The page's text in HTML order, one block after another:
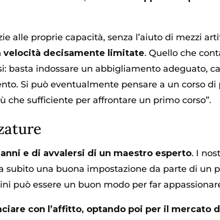
alle proprie capacità, senza l’aiuto di mezzi
velocità decisamente limitate. Quello che
basta indossare un abbigliamento adeguato,
Si può eventualmente pensare a un corso
che sufficiente per affrontare un primo corso”.
e di avvalersi di un maestro esperto. I
subito una buona impostazione da parte di un
può essere un buon modo per far
con l’affitto, optando poi per il mercato